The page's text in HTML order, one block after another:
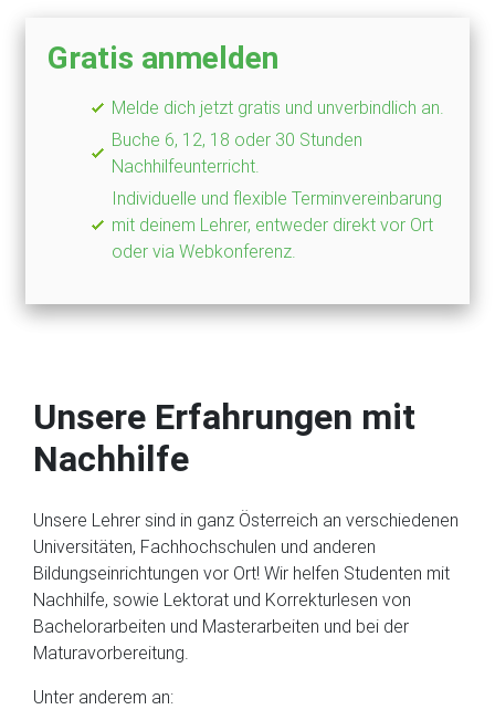
Gratis anmelden
Melde dich jetzt gratis und unverbindlich an.
Buche 6, 12, 18 oder 30 Stunden
Nachhilfeunterricht.
Individuelle und flexible Terminvereinbarung
mit deinem Lehrer, entweder direkt vor Ort
oder via Webkonferenz.
Unsere Erfahrungen mit
Nachhilfe
Unsere Lehrer sind in ganz Österreich an verschiedenen
Universitäten, Fachhochschulen und anderen
Bildungseinrichtungen vor Ort! Wir helfen Studenten mit
Nachhilfe, sowie Lektorat und Korrekturlesen von
Bachelorarbeiten und Masterarbeiten und bei der
Maturavorbereitung.
Unter anderem an: